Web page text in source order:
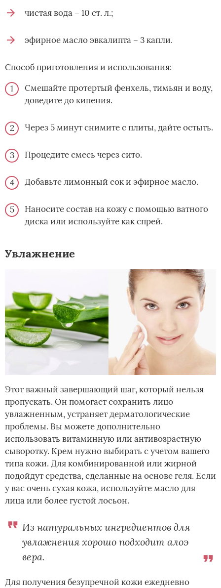
чистая вода – 10 ст. л.;
эфирное масло эвкалипта – 3 капли.
Способ приготовления и использования:
Смешайте протертый фенхель, тимьян и воду,
доведите до кипения.
Через 5 минут снимите с плиты, дайте остыть.
Процедите смесь через сито.
Добавьте лимонный сок и эфирное масло.
Наносите состав на кожу с помощью ватного
диска или используйте как спрей.
Увлажнение
Этот важный завершающий шаг, который нельзя
пропускать. Он помогает сохранить лицо
увлажненным, устраняет дерматологические
проблемы. Вы можете дополнительно
использовать витаминную или антивозрастную
сыворотку. Крем нужно выбирать с учетом вашего
типа кожи. Для комбинированной или жирной
подойдут средства, сделанные на основе геля. Если
у вас очень сухая кожа, используйте масло для
лица или более густой лосьон.
Из натуральных ингредиентов для
увлажнения хорошо подходит алоэ
вера.
Для получения безупречной кожи ежедневно